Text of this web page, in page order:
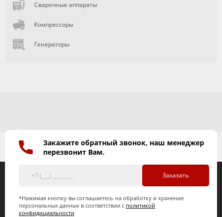
Сварочные аппараты
Компрессоры
Генераторы
Закажите обратный звонок, наш менеджер
перезвонит Вам.
Заказать
*Нажимая кнопку вы соглашаетесь на обработку и хранение
персональных данных в соответствии с политикой
конфидициальности